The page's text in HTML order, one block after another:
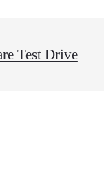
Test Drive